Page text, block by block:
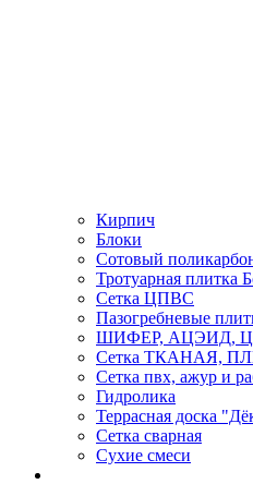
Кирпич
Блоки
Сотовый
Тротуарная плитка
Сетка ЦПВС
Пазогребневые
ШИФЕР, АЦЭИД,
Сетка ТКАНАЯ,
Сетка пвх, ажур и
Гидролика
Террасная доска
Сетка сварная
Сухие смеси